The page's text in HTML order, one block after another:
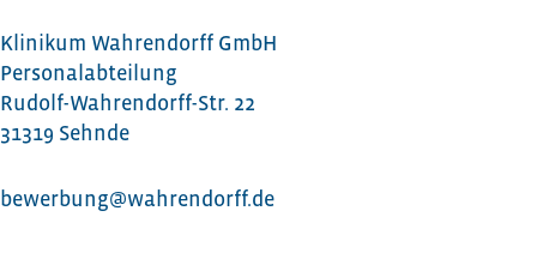
Klinikum Wahrendorff GmbH
Personalabteilung
Rudolf-Wahrendorff-Str. 22
31319 Sehnde
bewerbung@wahrendorff.de